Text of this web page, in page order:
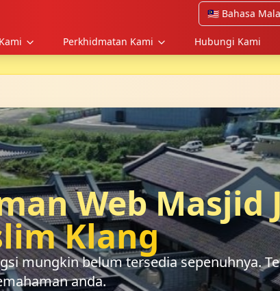
🇲🇾 Bahasa
Perkhidmatan Kami
Hubungi Kami
Web Masjid
Klang
mungkin belum tersedia sepenuhnya.
anda.